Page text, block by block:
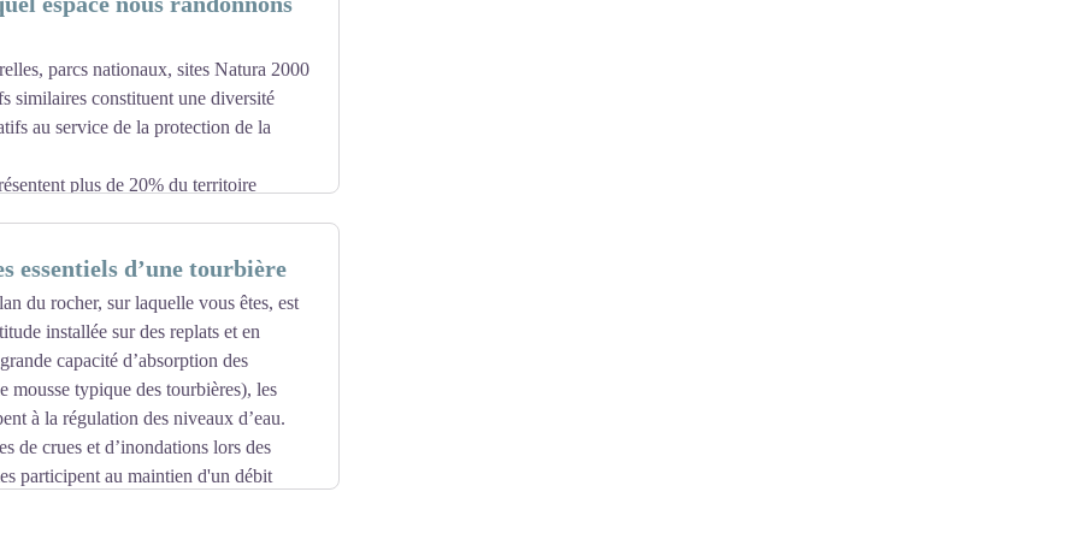
sauvage à survivre.
discret et invité dans cette nature !
parcs nationaux, sites Natura 2000
similaires constituent une diversité
au service de la protection de la
plus de 20% du territoire
naturels.
compte la réglementation spécifique
dans les cœurs des parcs nationaux et
de biotope et géotope, comme ici
supplémentaires pour les
essentiels d’une tourbière
du rocher, sur laquelle vous êtes, est
installée sur des replats et en
capacité d’absorption des
mousse typique des tourbières), les
à la régulation des niveaux d’eau.
de crues et d’inondations lors des
participent au maintien d'un débit